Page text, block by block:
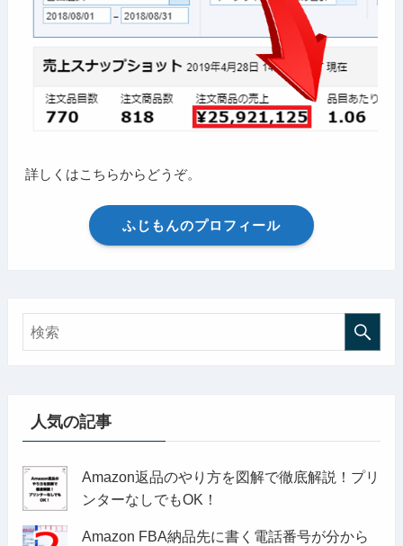
詳しくはこちらからどうぞ。
ふじもんのプロフィール
人気の記事
Amazon返品のやり方を図解で徹底解説！プリ
ンターなしでもOK！
Amazon FBA納品先に書く電話番号が分から